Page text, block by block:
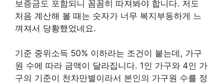
보증금도 포함되니 꼼꼼히 따져봐야 합니다. 저도
처음 계산해 볼 때는 숫자가 너무 복지부동하게 느
껴져서 당황했었네요.
기준 중위소득 50% 이하라는 조건이 붙는데, 가구
원 수에 따라 금액이 달라집니다. 1인 가구와 4인 가
구의 기준이 천차만별이라서 본인의 가구원 수를 정